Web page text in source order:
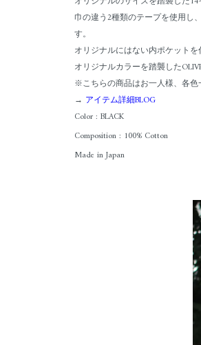
巾の違う2種類のテープを使用し
す。
オリジナルにはない内ポケット
オリジナルカラーを踏襲した
※こちらの商品はお一人様、各色
→ アイテム詳細BLOG
Color : BLACK
Composition : 100% Cotton
Made in Japan